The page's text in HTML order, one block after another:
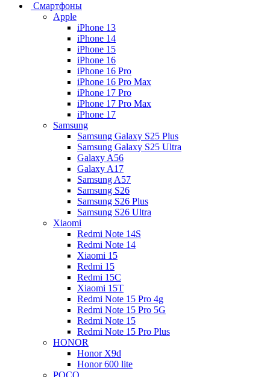
Смартфоны
Apple
iPhone 13
iPhone 14
iPhone 15
iPhone 16
iPhone 16 Pro
iPhone 16 Pro Max
iPhone 17 Pro
iPhone 17 Pro Max
iPhone 17
Samsung
Samsung Galaxy S25 Plus
Samsung Galaxy S25 Ultra
Galaxy A56
Galaxy A17
Samsung A57
Samsung S26
Samsung S26 Plus
Samsung S26 Ultra
Xiaomi
Redmi Note 14S
Redmi Note 14
Xiaomi 15
Redmi 15
Redmi 15C
Xiaomi 15T
Redmi Note 15 Pro 4g
Redmi Note 15 Pro 5G
Redmi Note 15
Redmi Note 15 Pro Plus
HONOR
Honor X9d
Honor 600 lite
POCO